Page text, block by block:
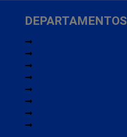
DEPARTAMENTOS